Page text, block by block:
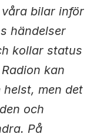
bilar inför
händelser
kollar status
kan
men det
och
På